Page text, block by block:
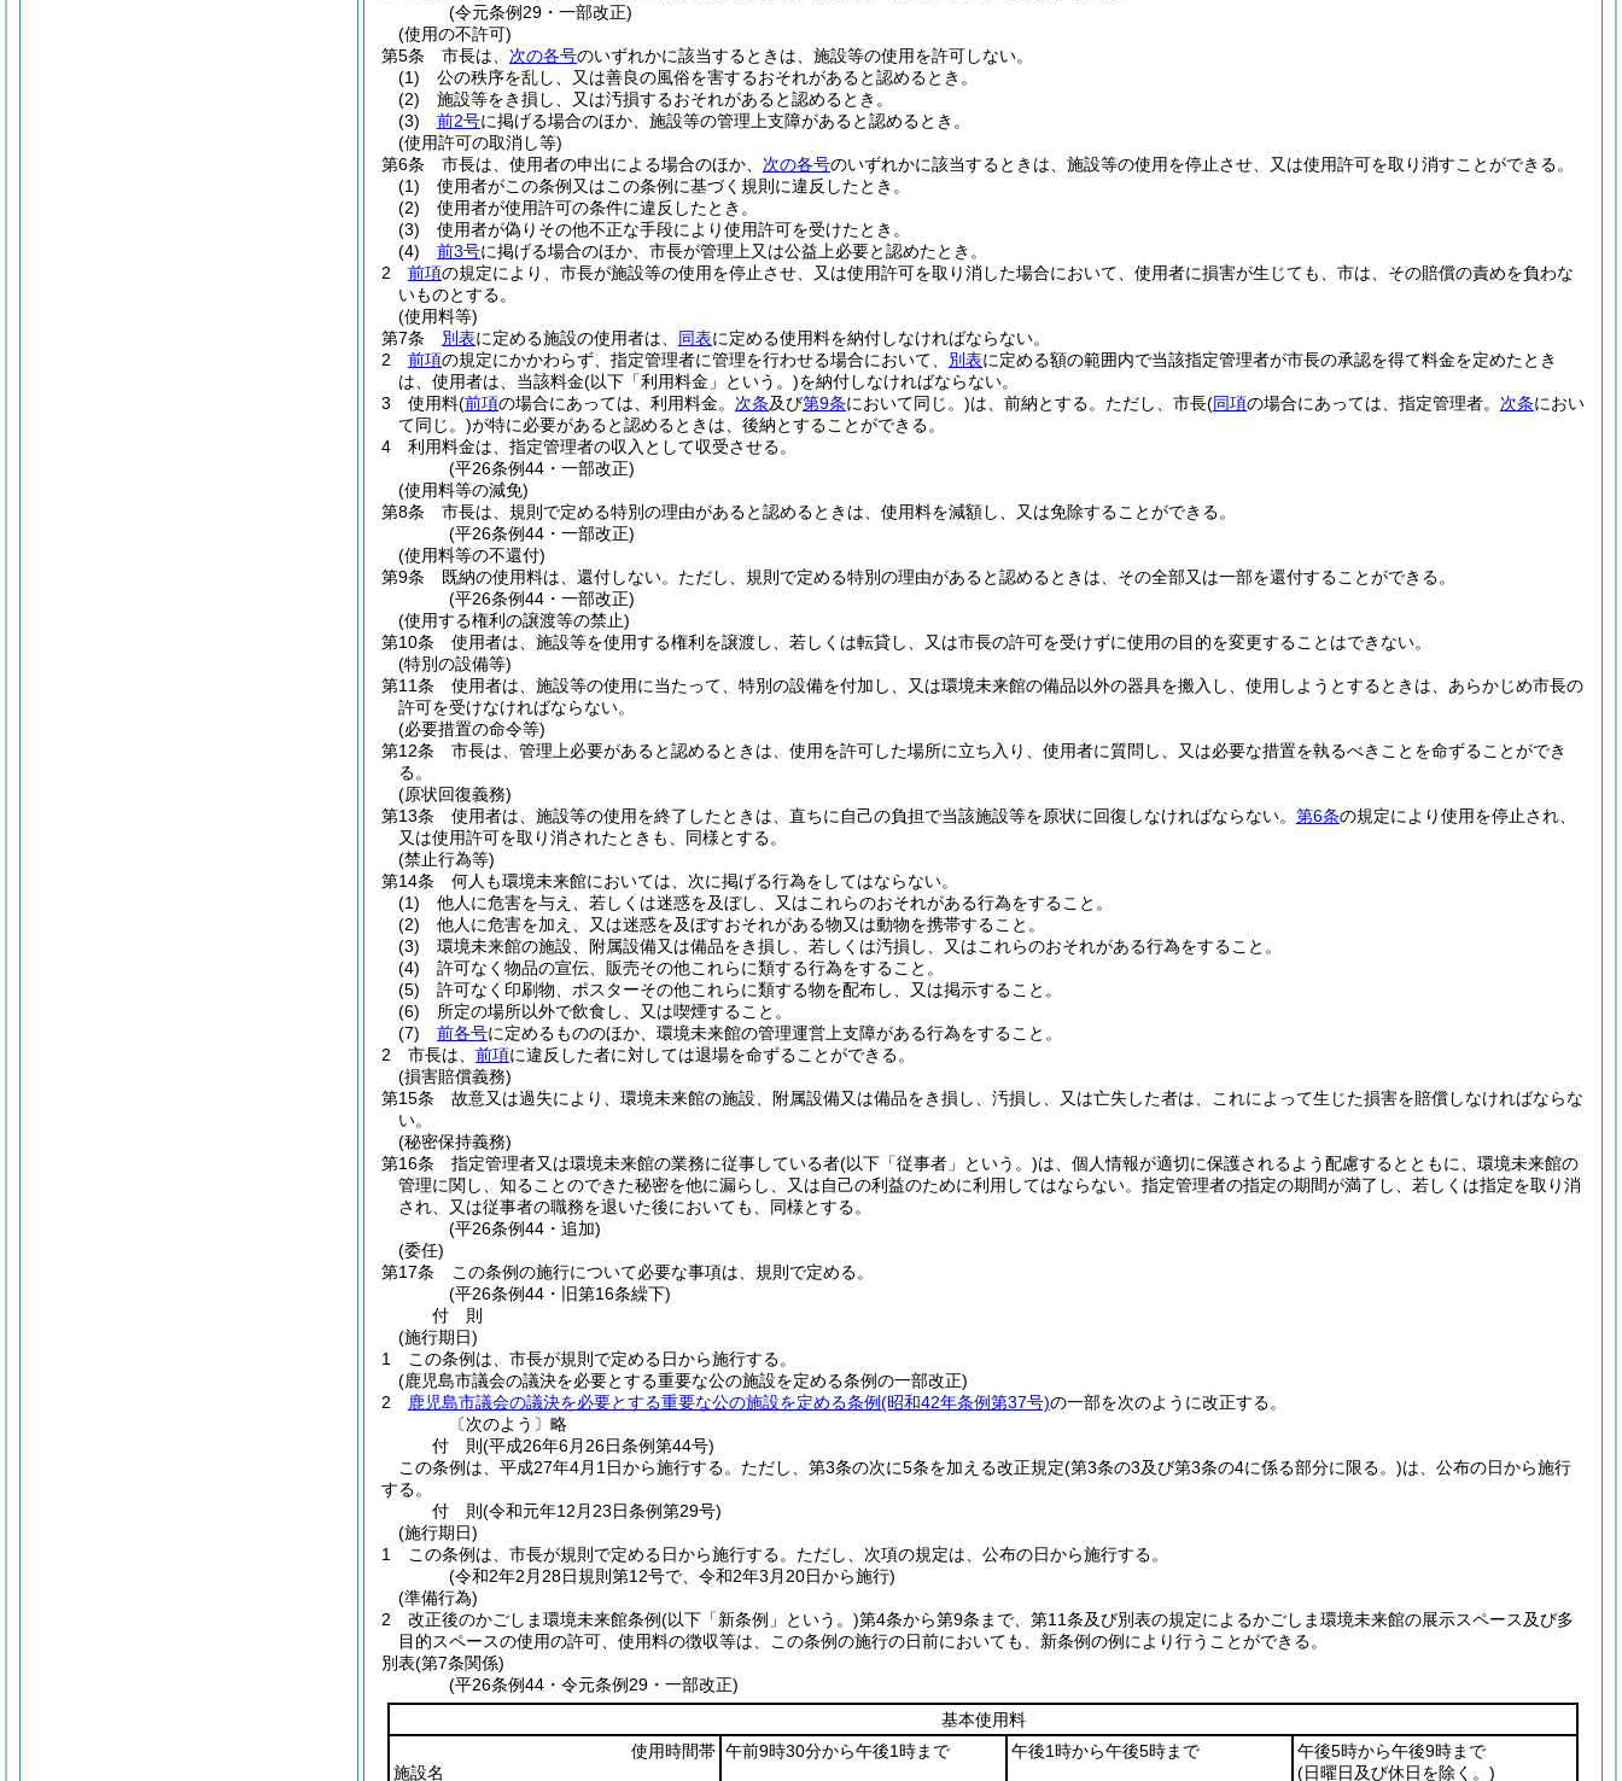
(令元条例29・一部改正)
(使用の不許可)
第5条
市長は、 次の各号のいずれかに該当するときは、施設等の使用を許可しない。
(1)
公の秩序を乱し、又は善良の風俗を害するおそれがあると認めるとき。
(2)
施設等をき損し、又は汚損するおそれがあると認めるとき。
(3)
前2号に掲げる場合のほか、施設等の管理上支障があると認めるとき。
(使用許可の取消し等)
第6条
市長は、使用者の申出による場合のほか、 次の各号のいずれかに該当するときは、施設等の使用を停止させ、又は使用許可を取り消すことができる。
(1)
使用者がこの条例又はこの条例に基づく規則に違反したとき。
(2)
使用者が使用許可の条件に違反したとき。
(3)
使用者が偽りその他不正な手段により使用許可を受けたとき。
(4)
前3号に掲げる場合のほか、市長が管理上又は公益上必要と認めたとき。
2
前項の規定により、市長が施設等の使用を停止させ、又は使用許可を取り消した場合において、使用者に損害が生じても、市は、その賠償の責めを負わな
いものとする。
(使用料等)
第7条
別表に定める施設の使用者は、 同表に定める使用料を納付しなければならない。
2
前項の規定にかかわらず、指定管理者に管理を行わせる場合において、 別表に定める額の範囲内で当該指定管理者が市長の承認を得て料金を定めたとき
は、使用者は、当該料金(以下「利用料金」という。)を納付しなければならない。
3
使用料(前項の場合にあっては、利用料金。 次条及び第9条において同じ。)は、前納とする。 ただし、市長(同項の場合にあっては、指定管理者。 次条におい
て同じ。)が特に必要があると認めるときは、後納とすることができる。
4
利用料金は、指定管理者の収入として収受させる。
(平26条例44・一部改正)
(使用料等の減免)
第8条
市長は、規則で定める特別の理由があると認めるときは、使用料を減額し、又は免除することができる。
(平26条例44・一部改正)
(使用料等の不還付)
第9条
既納の使用料は、還付しない。 ただし、規則で定める特別の理由があると認めるときは、その全部又は一部を還付することができる。
(平26条例44・一部改正)
(使用する権利の譲渡等の禁止)
第10条
使用者は、施設等を使用する権利を譲渡し、若しくは転貸し、又は市長の許可を受けずに使用の目的を変更することはできない。
(特別の設備等)
第11条
使用者は、施設等の使用に当たって、特別の設備を付加し、又は環境未来館の備品以外の器具を搬入し、使用しようとするときは、あらかじめ市長の
許可を受けなければならない。
(必要措置の命令等)
第12条
市長は、管理上必要があると認めるときは、使用を許可した場所に立ち入り、使用者に質問し、又は必要な措置を執るべきことを命ずることができ
る。
(原状回復義務)
第13条
使用者は、施設等の使用を終了したときは、直ちに自己の負担で当該施設等を原状に回復しなければならない。 第6条の規定により使用を停止され、
又は使用許可を取り消されたときも、同様とする。
(禁止行為等)
第14条
何人も環境未来館においては、次に掲げる行為をしてはならない。
(1)
他人に危害を与え、若しくは迷惑を及ぼし、又はこれらのおそれがある行為をすること。
(2)
他人に危害を加え、又は迷惑を及ぼすおそれがある物又は動物を携帯すること。
(3)
環境未来館の施設、附属設備又は備品をき損し、若しくは汚損し、又はこれらのおそれがある行為をすること。
(4)
許可なく物品の宣伝、販売その他これらに類する行為をすること。
(5)
許可なく印刷物、ポスターその他これらに類する物を配布し、又は掲示すること。
(6)
所定の場所以外で飲食し、又は喫煙すること。
(7)
前各号に定めるもののほか、環境未来館の管理運営上支障がある行為をすること。
2
市長は、 前項に違反した者に対しては退場を命ずることができる。
(損害賠償義務)
第15条
故意又は過失により、環境未来館の施設、附属設備又は備品をき損し、汚損し、又は亡失した者は、これによって生じた損害を賠償しなければならな
い。
(秘密保持義務)
第16条
指定管理者又は環境未来館の業務に従事している者(以下「従事者」という。)は、個人情報が適切に保護されるよう配慮するとともに、環境未来館の
管理に関し、知ることのできた秘密を他に漏らし、又は自己の利益のために利用してはならない。 指定管理者の指定の期間が満了し、若しくは指定を取り消
され、又は従事者の職務を退いた後においても、同様とする。
(平26条例44・追加)
(委任)
第17条
この条例の施行について必要な事項は、規則で定める。
(平26条例44・旧第16条繰下)
付 則
(施行期日)
1
この条例は、市長が規則で定める日から施行する。
(鹿児島市議会の議決を必要とする重要な公の施設を定める条例の一部改正)
2
鹿児島市議会の議決を必要とする重要な公の施設を定める条例(昭和42年条例第37号)の一部を次のように改正する。
〔次のよう〕略
付 則(平成26年6月26日条例第44号)
この条例は、平成27年4月1日から施行する。 ただし、第3条の次に5条を加える改正規定(第3条の3及び第3条の4に係る部分に限る。)は、公布の日から施行
する。
付 則(令和元年12月23日条例第29号)
(施行期日)
1
この条例は、市長が規則で定める日から施行する。 ただし、次項の規定は、公布の日から施行する。
(令和2年2月28日規則第12号で、令和2年3月20日から施行)
(準備行為)
2
改正後のかごしま環境未来館条例(以下「新条例」という。)第4条から第9条まで、第11条及び別表の規定によるかごしま環境未来館の展示スペース及び多
目的スペースの使用の許可、使用料の徴収等は、この条例の施行の日前においても、新条例の例により行うことができる。
別表(第7条関係)
(平26条例44・令元条例29・一部改正)
基本使用料
使用時間帯
施設名
午前9時30分から午後1時まで 午後1時から午後5時まで
午後5時から午後9時まで
(日曜日及び休日を除く。)